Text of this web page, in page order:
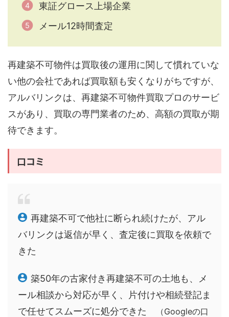
東証グロース上場企業
メール12時間査定
再建築不可物件は買取後の運用に関して慣れていな
い他の会社であれば買取額も安くなりがちですが、
アルバリンクは、再建築不可物件買取プロのサービ
スがあり、買取の専門業者のため、高額の買取が期
待できます。
口コミ
再建築不可で他社に断られ続けたが、アル
バリンクは返信が早く、査定後に買取を依頼で
きた
築50年の古家付き再建築不可の土地も、メ
ール相談から対応が早く、片付けや相続登記ま
で任せてスムーズに処分できた
（Googleの口